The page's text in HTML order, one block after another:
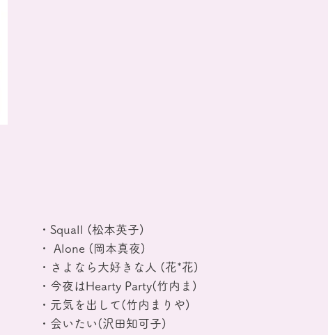
・Squall (松本英子)
・ Alone (岡本真夜)
・さよなら大好きな人 (花*花)
・今夜はHearty Party(竹内ま)
・元気を出して(竹内まりや)
・会いたい(沢田知可子)